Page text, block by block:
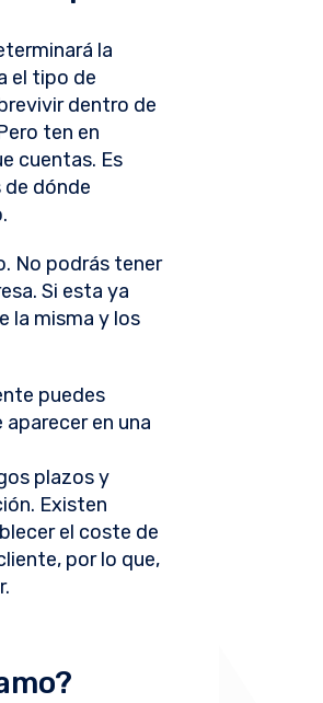
la
el tipo de
dentro de
ten en
cuentas. Es
de dónde
No podrás tener
Si esta ya
la misma y los
puedes
en una
plazos y
Existen
el coste de
por lo que,